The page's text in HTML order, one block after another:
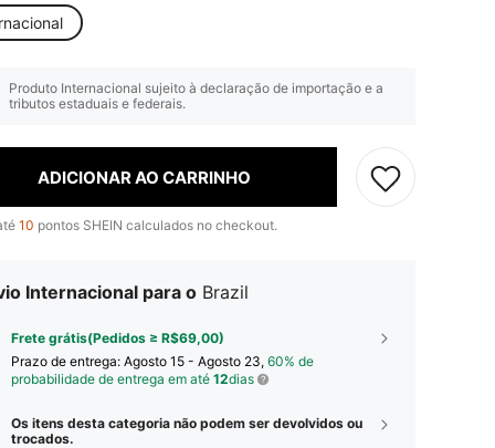
Produto Internacional sujeito à declaração de importação e a
tributos estaduais e federais.
ADICIONAR AO CARRINHO
10 pontos SHEIN calculados no checkout.
Internacional para o Brazil
Frete grátis(Pedidos ≥ R$69,00)
Prazo de entrega: Agosto 15 - Agosto 23, 60% de
probabilidade de entrega em até 12dias
Os itens desta categoria não podem ser devolvidos ou
trocados.